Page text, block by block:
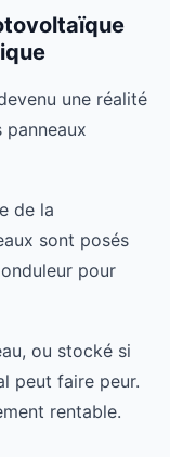
une réalité
de la
sont posés
pour
ou stocké si
peut faire peur.
rentable.